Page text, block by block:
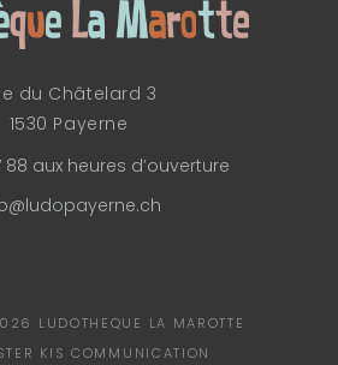
du Châtelard 3
1530 Payerne
88 aux heures d’ouverture
LUDOTHEQUE LA MAROTTE
KIS COMMUNICATION